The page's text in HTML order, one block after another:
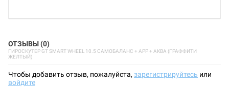
ОТЗЫВЫ (0)
ГИРОСКУТЕР GT SMART WHEEL 10.5 САМОБАЛАНС + APP + АКВА (ГРАФФИТИ
ЖЕЛТЫЙ)
Чтобы добавить отзыв, пожалуйста, зарегистрируйтесь или
войдите